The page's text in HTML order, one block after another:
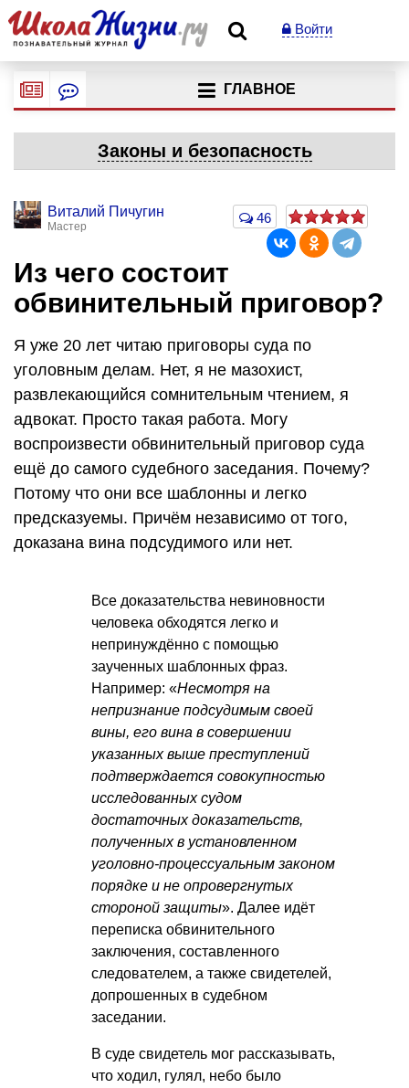
Войти
ГЛАВНОЕ
Законы и безопасность
Виталий Пичугин
Мастер
46
Из чего состоит
обвинительный приговор?
Я уже 20 лет читаю приговоры суда по
уголовным делам. Нет, я не мазохист,
развлекающийся сомнительным чтением, я
адвокат. Просто такая работа. Могу
воспроизвести обвинительный приговор суда
ещё до самого судебного заседания. Почему?
Потому что они все шаблонны и легко
предсказуемы. Причём независимо от того,
доказана вина подсудимого или нет.
Все доказательства невиновности
человека обходятся легко и
непринуждённо с помощью
заученных шаблонных фраз.
Например: «Несмотря на
непризнание подсудимым своей
вины, его вина в совершении
указанных выше преступлений
подтверждается совокупностью
исследованных судом
достаточных доказательств,
полученных в установленном
уголовно-процессуальным законом
порядке и не опровергнутых
стороной защиты». Далее идёт
переписка обвинительного
заключения, составленного
следователем, а также свидетелей,
допрошенных в судебном
заседании.
В суде свидетель мог рассказывать,
что ходил, гулял, небо было